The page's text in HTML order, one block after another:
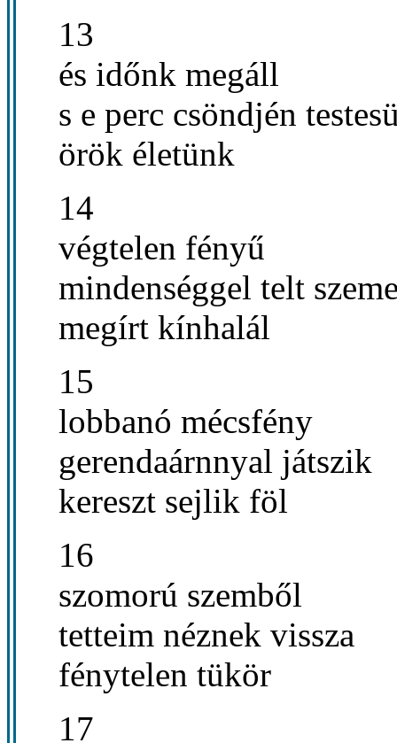
13
és időnk megáll
s e perc csöndjén
örök életünk
14
végtelen fényű
mindenséggel telt
megírt kínhalál
15
lobbanó mécsfény
gerendaárnnyal játszik
kereszt sejlik föl
16
szomorú szemből
tetteim néznek vissza
fénytelen tükör
17